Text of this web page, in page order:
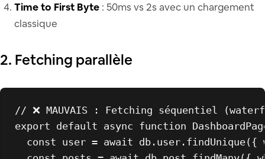
Time to First Byte : 50ms vs 2s avec un chargement
classique
2. Fetching parallèle
// ❌ MAUVAIS : Fetching séquentiel
export default async function
const user = await db. user . findUnique({